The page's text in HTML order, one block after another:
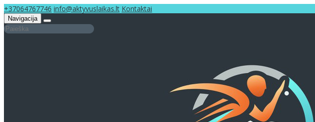
+37064767746 info@aktyvuslaikas.lt Kontaktai
Navigacija